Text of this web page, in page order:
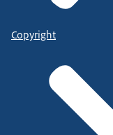
Copyright